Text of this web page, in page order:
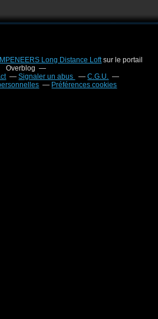
Long Distance Loftsur le portail
Overblog
Signaler un abus
C.G.U.
Préférences cookies